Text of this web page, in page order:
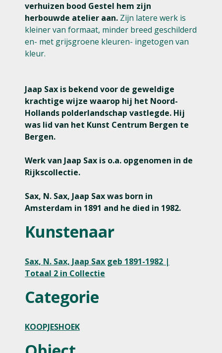
verhuizen bood Gestel hem zijn
herbouwde atelier aan. Zijn latere werk is
kleiner van formaat, minder breed geschilderd
en- met grijsgroene kleuren- ingetogen van
kleur.
Jaap Sax is bekend voor de geweldige
krachtige wijze waarop hij het Noord-
Hollands polderlandschap vastlegde. Hij
was lid van het Kunst Centrum Bergen te
Bergen.
Werk van Jaap Sax is o.a. opgenomen in de
Rijkscollectie.
Sax, N. Sax, Jaap Sax was born in
Amsterdam in 1891 and he died in 1982.
Kunstenaar
Sax, N. Sax, Jaap Sax geb 1891-1982 |
Totaal 2 in Collectie
Categorie
KOOPJESHOEK